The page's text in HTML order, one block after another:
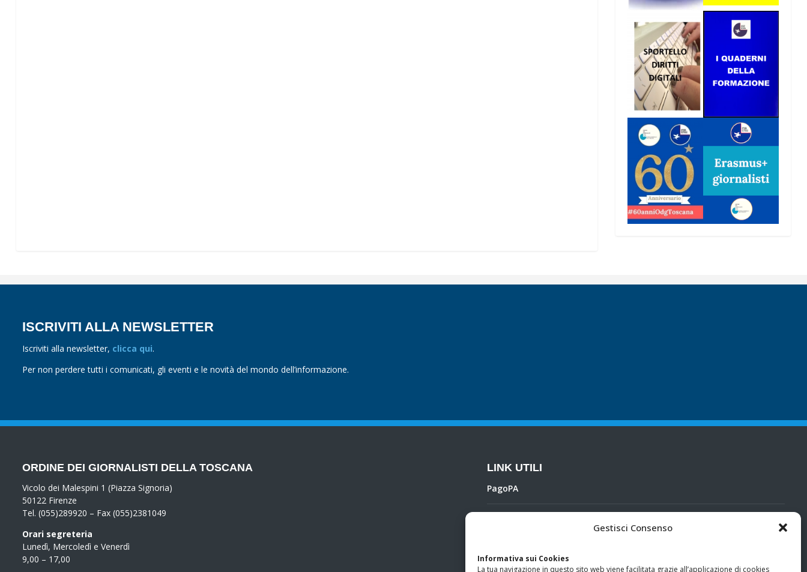
Gestisci Consenso
Informativa sui Cookies
La tua navigazione in questo sito web viene facilitata grazie all’applicazione di cookies
ISCRIVITI ALLA NEWSLETTER
Iscriviti alla newsletter, clicca qui.
Per non perdere tutti i comunicati, gli eventi e le novità del mondo dell’informazione.
ORDINE DEI GIORNALISTI DELLA TOSCANA
Vicolo dei Malespini 1 (Piazza Signoria)
50122 Firenze
Tel. (055)289920 – Fax (055)2381049
Orari segreteria
Lunedì, Mercoledì e Venerdì
9,00 – 17,00
LINK UTILI
PagoPA